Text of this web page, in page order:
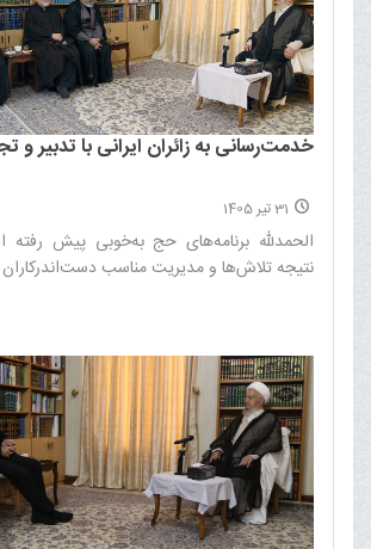
خدمت‌رسانی به زائران ایرانی با تدبیر و
31 تیر 1405
الحمدلله برنامه‌های حج به‌خوبی پیش
نتیجه تلاش‌ها و مدیریت مناسب